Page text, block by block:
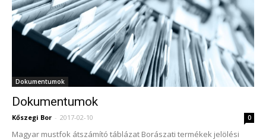
Dokumentumok
Dokumentumok
Kőszegi Bor - 2017-02-10 0
Magyar mustfok átszámító táblázat Borászati termékek jelölési